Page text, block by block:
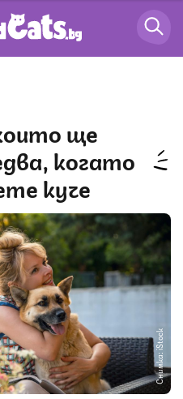
когато
куче
Снимка: iStock